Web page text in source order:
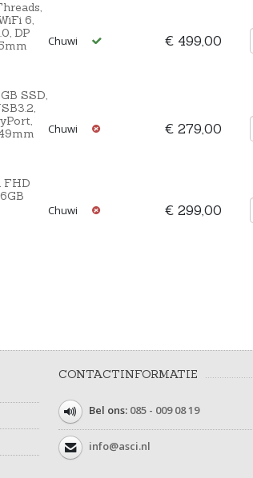
6,
DP
Chuwi € 499,00
SSD,
Chuwi € 279,00
FHD
Chuwi € 299,00
CONTACTINFORMATIE
Bel ons: 085 - 009 08 19
info@asci.nl